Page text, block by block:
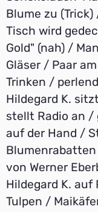
Blume zu
Tisch wird
Gold" (nah) /
Gläser / Paar
Trinken /
Hildegard K.
stellt Radio an /
auf der Hand /
von Werner
Hildegard K.
Tulpen /